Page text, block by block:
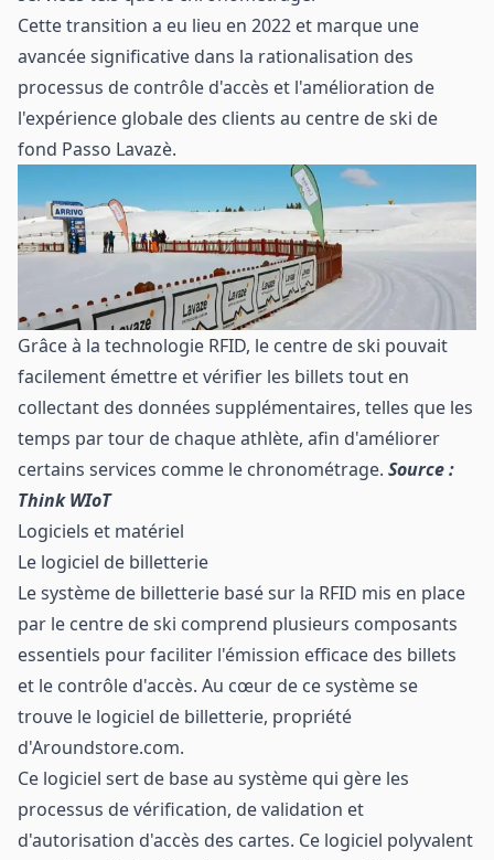
Cette transition a eu lieu en 2022 et marque une
avancée significative dans la rationalisation des
processus de contrôle d'accès et l'amélioration de
l'expérience globale des clients au centre de ski de
fond Passo Lavazè.
Grâce à la technologie RFID, le centre de ski pouvait
facilement émettre et vérifier les billets tout en
collectant des données supplémentaires, telles que les
temps par tour de chaque athlète, afin d'améliorer
certains services comme le chronométrage. Source :
Think WIoT
Logiciels et matériel
Le logiciel de billetterie
Le système de billetterie basé sur la RFID mis en place
par le centre de ski comprend plusieurs composants
essentiels pour faciliter l'émission efficace des billets
et le contrôle d'accès. Au cœur de ce système se
trouve le logiciel de billetterie, propriété
d'Aroundstore.com.
Ce logiciel sert de base au système qui gère les
processus de vérification, de validation et
d'autorisation d'accès des cartes. Ce logiciel polyvalent